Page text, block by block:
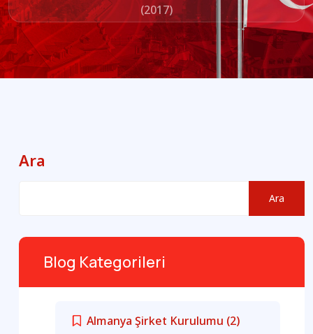
(2017)
Ara
Ara
Blog Kategorileri
Almanya Şirket Kurulumu (2)